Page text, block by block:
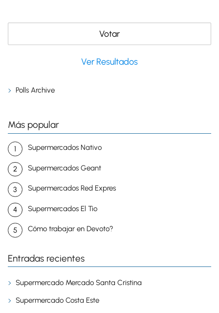
Ver Resultados
Polls Archive
Más popular
Supermercados Nativo
Supermercados Geant
Supermercados Red Expres
Supermercados El Tio
Cómo trabajar en Devoto?
Entradas recientes
Supermercado Mercado Santa Cristina
Supermercado Costa Este